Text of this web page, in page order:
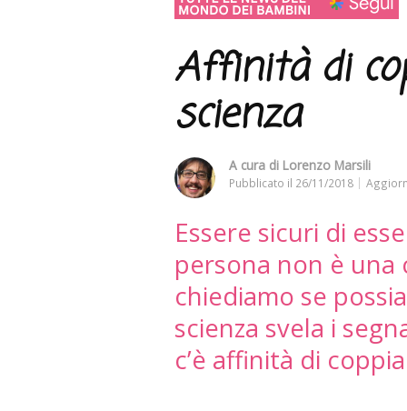
Affinità di
scienza
A cura di Lorenzo Marsili
Pubblicato il 26/11/2018
Essere sicuri di
persona non è una
chiediamo se
scienza svela i
c’è affinità di coppia